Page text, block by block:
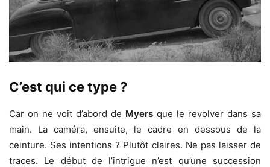
C’est qui ce type ?
Car on ne voit d’abord de Myers que le revolver dans sa
main. La caméra, ensuite, le cadre en dessous de la
ceinture. Ses intentions ? Plutôt claires. Ne pas laisser de
traces. Le début de l’intrigue n’est qu’une succession